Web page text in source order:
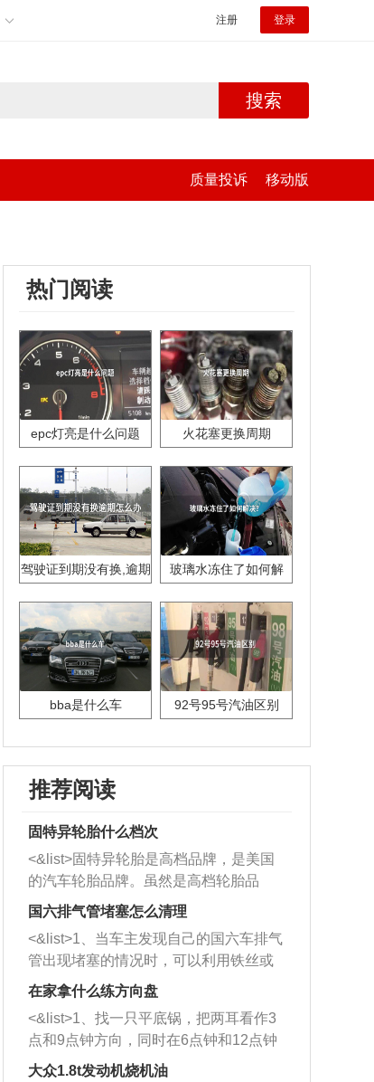
注册 登录
搜索
质量投诉 移动版
热门阅读
epc灯亮是什么问题 火花塞更换周期
驾驶证到期没有换,逾期
玻璃水冻住了如何解
bba是什么车 92号95号汽油区别
推荐阅读
固特异轮胎什么档次
<&list>固特异轮胎是高档品牌，是美国
的汽车轮胎品牌。虽然是高档轮胎品
牌，但是中高低端的轮胎都有生产，这
也是为了更好的开拓市场。
国六排气管堵塞怎么清理
<&list>1、当车主发现自己的国六车排气
管出现堵塞的情况时，可以利用铁丝或
者是细棍，直接将杂物给取出来，如果
堵塞情况比较严重，也可以采取应急措
施。 <&list>2、直接利用木棍将所有的
杂物推到排气管里面的位置处，然后将
三元催化器拆解开，就可以将堵塞的东
在家拿什么练方向盘
<&list>1、找一只平底锅，把两耳看作3
点和9点钟方向，同时在6点钟和12点钟
方向做一个标记。 <&list>2、双手握住
大众1.8t发动机烧机油